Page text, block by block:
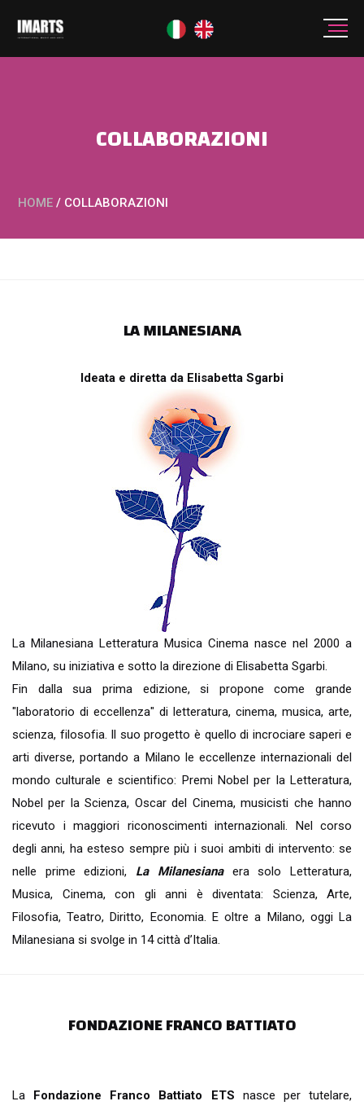
COLLABORAZIONI
HOME / COLLABORAZIONI
LA MILANESIANA
Ideata e diretta da Elisabetta Sgarbi
La Milanesiana Letteratura Musica Cinema nasce nel 2000 a
Milano, su iniziativa e sotto la direzione di Elisabetta Sgarbi.
Fin dalla sua prima edizione, si propone come grande
"laboratorio di eccellenza" di letteratura, cinema, musica, arte,
scienza, filosofia. Il suo progetto è quello di incrociare saperi e
arti diverse, portando a Milano le eccellenze internazionali del
mondo culturale e scientifico: Premi Nobel per la Letteratura,
Nobel per la Scienza, Oscar del Cinema, musicisti che hanno
ricevuto i maggiori riconoscimenti internazionali. Nel corso
degli anni, ha esteso sempre più i suoi ambiti di intervento: se
nelle prime edizioni, La Milanesianaera solo Letteratura,
Musica, Cinema, con gli anni è diventata: Scienza, Arte,
Filosofia, Teatro, Diritto, Economia. E oltre a Milano, oggi La
Milanesiana si svolge in 14 città d’Italia.
FONDAZIONE FRANCO BATTIATO
La Fondazione Franco Battiato ETS nasce per tutelare,